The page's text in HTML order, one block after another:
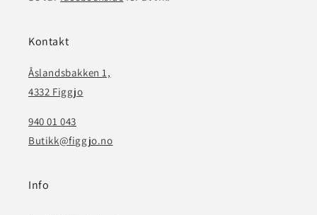
Kontakt
Åslandsbakken 1,
4332 Figgjo
940 01 043
Butikk@figgjo.no
Info